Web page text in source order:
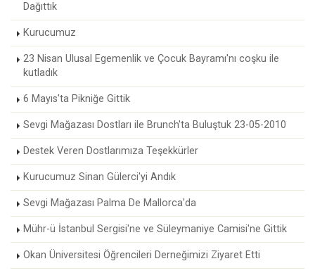
Dağıttık
Kurucumuz
23 Nisan Ulusal Egemenlik ve Çocuk Bayramı'nı coşku ile
kutladık
6 Mayıs'ta Pikniğe Gittik
Sevgi Mağazası Dostları ile Brunch'ta Buluştuk 23-05-2010
Destek Veren Dostlarımıza Teşekkürler
Kurucumuz Sinan Gülerci'yi Andık
Sevgi Mağazası Palma De Mallorca'da
Mühr-ü İstanbul Sergisi'ne ve Süleymaniye Camisi'ne Gittik
Okan Üniversitesi Öğrencileri Derneğimizi Ziyaret Etti